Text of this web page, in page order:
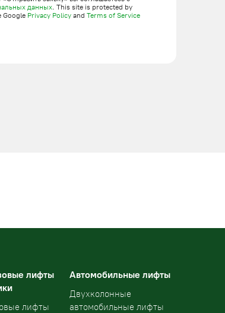
данных. This site is protected by
Google Privacy Policy and Terms of Service
лифты
лифты
Автомобильные лифты
Двухколонные
автомобильные лифты